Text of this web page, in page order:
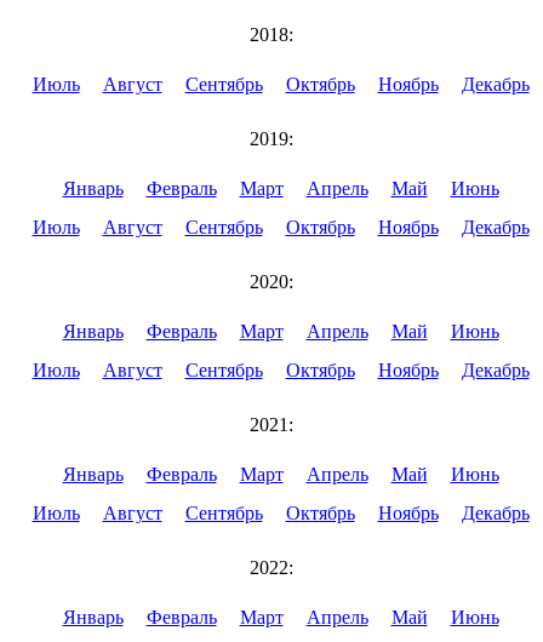
2018:
Июль Август Сентябрь Октябрь Ноябрь Декабрь
2019:
Январь Февраль Март Апрель Май
Июнь
Июль
Август Сентябрь Октябрь Ноябрь Декабрь
2020:
Январь Февраль Март Апрель Май
Июнь
Июль
Август Сентябрь Октябрь Ноябрь Декабрь
2021:
Январь Февраль Март Апрель Май
Июнь
Июль
Август Сентябрь Октябрь Ноябрь Декабрь
2022:
Январь Февраль Март Апрель Май
Июнь